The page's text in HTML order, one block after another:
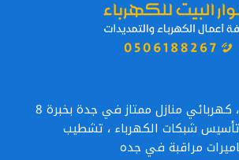
فني كهرباء بجدة ، كهربائي منازل ممتاز في جدة بخبرة 8
شبكات الكهرباء ، تشطيب
مراقبة في جده